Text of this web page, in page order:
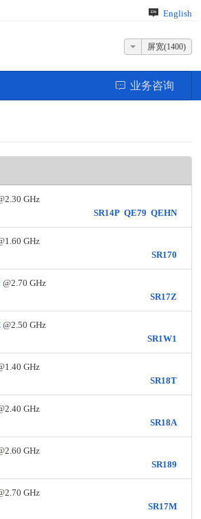
English
屏宽(1400)
业务咨询
GHz
SR14P QE79 QEHN
GHz
SR170
@2.70 GHz
SR17Z
@2.50 GHz
SR1W1
GHz
SR18T
GHz
SR18A
GHz
SR189
GHz
SR17M